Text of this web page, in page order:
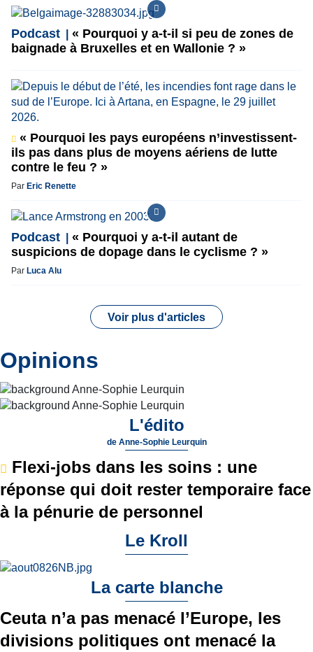
Podcast
« Pourquoi y a-t-il si peu de zones de
baignade à Bruxelles et en Wallonie ? »
« Pourquoi les pays européens n’investissent-
ils pas dans plus de moyens aériens de lutte
contre le feu ? »
Par Eric Renette
Podcast
« Pourquoi y a-t-il autant de
suspicions de dopage dans le cyclisme ? »
Par Luca Alu
Voir plus d'articles
Opinions
L'édito
de Anne-Sophie Leurquin
Flexi-jobs dans les soins : une
réponse qui doit rester temporaire face
à la pénurie de personnel
Le Kroll
La carte blanche
Ceuta n’a pas menacé l’Europe, les
divisions politiques ont menacé la